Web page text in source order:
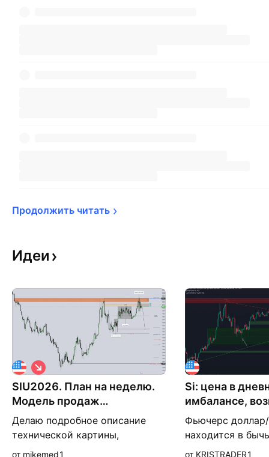
Продолжить читать
Идеи
SIU2026. План на неделю.
Модель продаж
маркетмейкера MMSM.
Делаю подробное описание
технической картины,
объясняю более подробно
К
о
р
т
а
я
от mikemed1
Si: цена в
имбалансе,
повтор
Фьючерс
находится в
имбалансе.
от KRISTRADER1